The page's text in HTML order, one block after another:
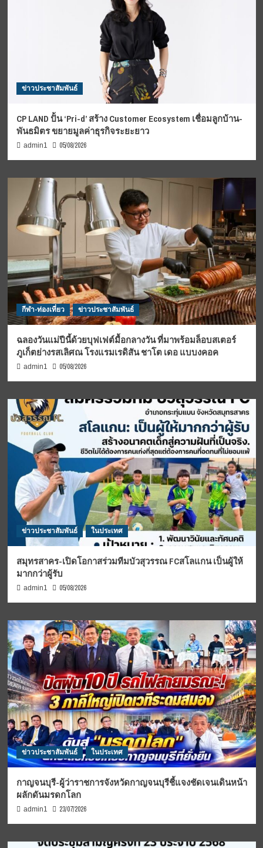
ข่าวประชาสัมพันธ์
CP LAND ปั้น ‘Pri-d’ สร้าง Customer Ecosystem เชื่อมลูกบ้าน-
พันธมิตร ขยายมูลค่าธุรกิจระยะยาว
admin1 05/08/2026
กีฬา-ท่องเที่ยว ข่าวประชาสัมพันธ์
ฉลองวันแม่ปีนี้ด้วยบุฟเฟต์มื้อกลางวัน ที่มาพร้อมล็อบสเตอร์
ภูเก็ตย่างรสเลิศณ โรงแรมเรดิสัน ชาโต เดอ แบบงคอค
admin1 05/08/2026
ข่าวประชาสัมพันธ์ ในประเทศ
สมุทรสาคร-เปิดโอกาสร่วมทีมบัวสุวรรณ FCสโลแกน เป็นผู้ให้
มากกว่าผู้รับ
admin1 05/08/2026
ข่าวประชาสัมพันธ์ ในประเทศ
กาญจนบุรี-ผู้ว่าราชการจังหวัดกาญจนบุรีชี้แจงชัดเจนเดินหน้า
ผลักดันมรดกโลก
admin1 23/07/2026